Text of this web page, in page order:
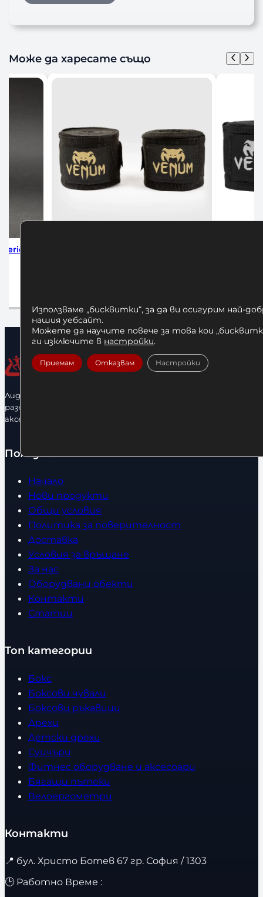
Може да харесате също
Бокс Venum 4м
Лидерфитнес е водещ вносител и представител на голямо
разнообразие от бойна екипировка, фитнес уреди и
аксесоари.
Полезно
Начало
Нови продукти
Общи условия
Политика за поверителност
Доставка
Условия за връщане
За нас
Оборудвани обекти
Контакти
Статии
Топ категории
Бокс
Боксови чували
Боксови ръкавици
Дрехи
Детски дрехи
Суичъри
Фитнес оборудване и аксесоари
Бягащи пътеки
Велоергометри
Контакти
📍 бул. Христо Ботев 67 гр. София / 1303
🕒 Работно Време :
Използваме „бисквитки“, за да ви осигурим най-
нашия уебсайт.
Можете да научите повече за това кои
ги изключите в настройки.
Приемам Отказвам Настройки